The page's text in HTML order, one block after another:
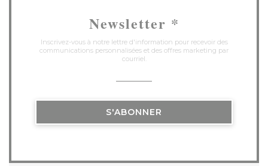
Newsletter *
Inscrivez-vous à notre lettre d'information pour recevoir des
communications personnalisées et des offres marketing par
courriel.
S'ABONNER